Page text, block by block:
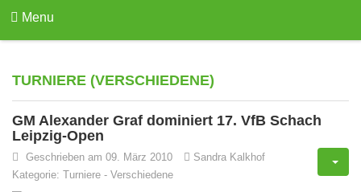
Menu
TURNIERE (VERSCHIEDENE)
GM Alexander Graf dominiert 17. VfB Schach
Leipzig-Open
Geschrieben am 09. März 2010
Sandra Kalkhof
Kategorie: Turniere - Verschiedene